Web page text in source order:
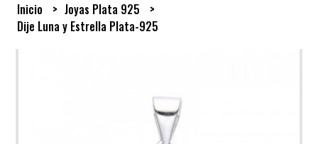
Inicio
Joyas Plata 925
Dije Luna y Estrella Plata-925